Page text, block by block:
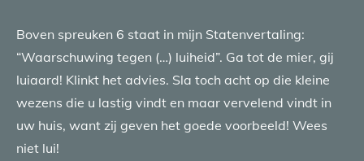
Boven spreuken 6 staat in mijn Statenvertaling:
“Waarschuwing tegen (…) luiheid”. Ga tot de mier, gij
luiaard! Klinkt het advies. Sla toch acht op die kleine
wezens die u lastig vindt en maar vervelend vindt in
uw huis, want zij geven het goede voorbeeld! Wees
niet lui!